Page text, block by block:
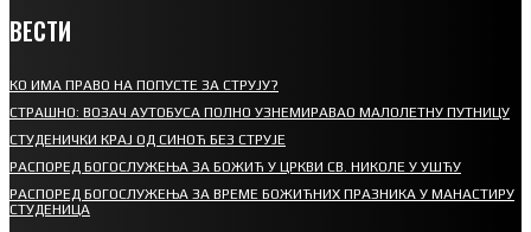
ВЕСТИ
КО ИМА ПРАВО НА ПОПУСТЕ ЗА СТРУЈУ?
СТРАШНО: ВОЗАЧ АУТОБУСА ПОЛНО УЗНЕМИРАВАО МАЛОЛЕТНУ ПУТНИЦУ
СТУДЕНИЧКИ КРАЈ ОД СИНОЋ БЕЗ СТРУЈЕ
РАСПОРЕД БОГОСЛУЖЕЊА ЗА БОЖИЋ У ЦРКВИ СВ. НИКОЛЕ У УШЋУ
РАСПОРЕД БОГОСЛУЖЕЊА ЗА ВРЕМЕ БОЖИЋНИХ ПРАЗНИКА У МАНАСТИРУ
СТУДЕНИЦА